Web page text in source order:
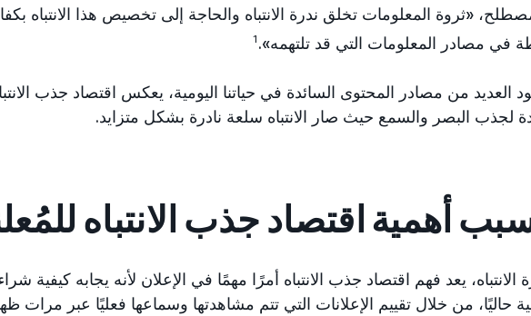
«ثروة المعلومات تخلق ندرة الانتباه والحاجة إلى تخصيص هذا الانتباه
في مصادر المعلومات التي قد تلتهمه». 1
العديد من مصادر المحتوى السائدة في حياتنا اليومية، يعكس اقتصاد جذب
لجذب البصر والسمع حيث صار الانتباه سلعة نادرة بشكل متزايد.
أهمية اقتصاد جذب الانتباه
الانتباه، يعد فهم اقتصاد جذب الانتباه أمرًا مهمًا في الإعلان لأنه يجابه كيفية
حاليًا، من خلال تقييم الإعلانات التي تتم مشاهدتها وسماعها فعليًا عبر مرات